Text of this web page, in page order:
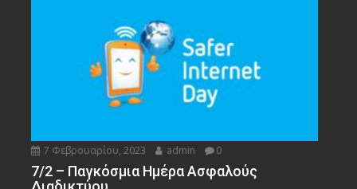
7 Φεβρουαρίου, 2023 admin 0
7/2 – Παγκόσμια Ημέρα Ασφαλούς